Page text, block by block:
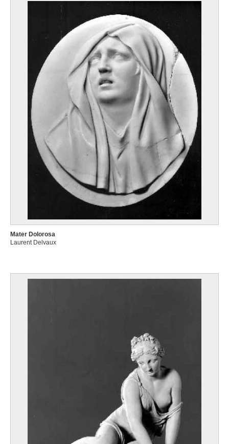
Mater Dolorosa
Laurent Delvaux